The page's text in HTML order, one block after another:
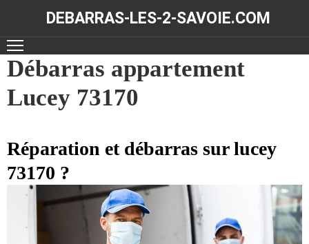
DEBARRAS-LES-2-SAVOIE.COM
ACCUEIL
DÉBARRAS
RÉALISATIONS
CONTACT
Débarras appartement
Lucey 73170
Réparation et débarras sur lucey
73170 ?